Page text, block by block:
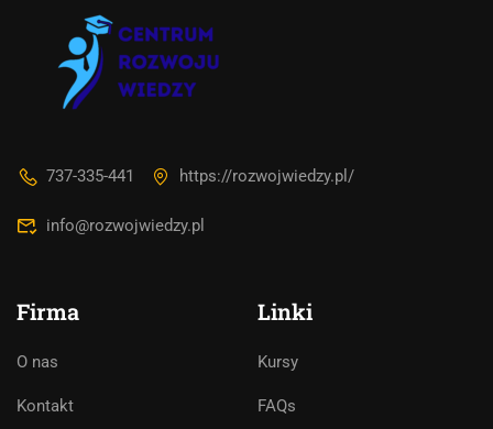
737-335-441 https://rozwojwiedzy.pl/
info@rozwojwiedzy.pl
Firma
O nas
Kontakt
Linki
Kursy
FAQs